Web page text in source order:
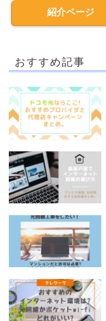
紹介ページ
おすすめ記事